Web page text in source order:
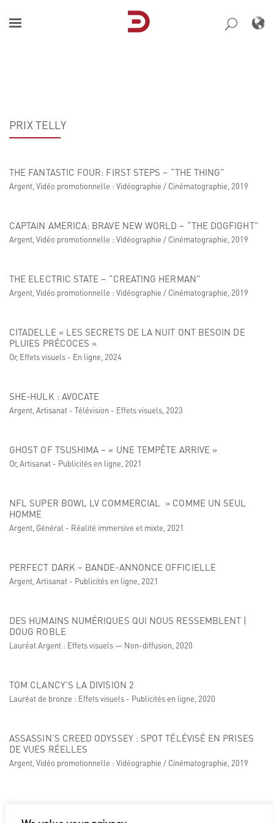
content
PRIX TELLY
THE FANTASTIC FOUR: FIRST STEPS – “THE THING”
Argent, Vidéo promotionnelle : Vidéographie / Cinématographie, 2019
CAPTAIN AMERICA: BRAVE NEW WORLD – “THE DOGFIGHT”
Argent, Vidéo promotionnelle : Vidéographie / Cinématographie, 2019
THE ELECTRIC STATE – “CREATING HERMAN”
Argent, Vidéo promotionnelle : Vidéographie / Cinématographie, 2019
CITADELLE « LES SECRETS DE LA NUIT ONT BESOIN DE
PLUIES PRÉCOCES »
Or, Effets visuels - En ligne, 2024
SHE-HULK : AVOCATE
Argent, Artisanat - Télévision - Effets visuels, 2023
GHOST OF TSUSHIMA – « UNE TEMPÊTE ARRIVE »
Or, Artisanat - Publicités en ligne, 2021
NFL SUPER BOWL LV COMMERCIAL » COMME UN SEUL
HOMME
Argent, Général - Réalité immersive et mixte, 2021
PERFECT DARK – BANDE-ANNONCE OFFICIELLE
Argent, Artisanat - Publicités en ligne, 2021
DES HUMAINS NUMÉRIQUES QUI NOUS RESSEMBLENT |
DOUG ROBLE
Lauréat Argent : Effets visuels — Non-diffusion, 2020
TOM CLANCY’S LA DIVISION 2
Lauréat de bronze : Effets visuels - Publicités en ligne, 2020
ASSASSIN’S CREED ODYSSEY : SPOT TÉLÉVISÉ EN PRISES
DE VUES RÉELLES
Argent, Vidéo promotionnelle : Vidéographie / Cinématographie, 2019